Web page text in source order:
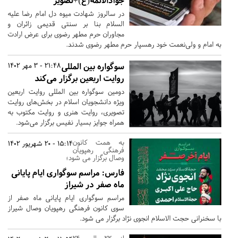
در سالروز شهادت میوه دل امام رضا علیه
السلام بنا بر سنتی قدیمی زائران و
مجاوران حرم مطهر رضوی برای عرض ارادت
به امام و ولی‌نعمت خود رهسپار حرم مطهر رضوی شدند.
21:48 - 3 مهر 1402سوگواره‌ بین المللی
روایت اربعین برگزار می‌کند
دومین سوگواره‌ بین المللی روایت اربعین
ویژه دانشجویان اسلام در بخش‌های روایت
تصویری، روایت هنری و روایت مکتوب به
همراه جوایز بسیار نفیس برگزار می‌شود.
15:14 - 20 شهریور 1402به همت کانون
فرهنگی رهپویان
وصال برگزار می شود؛
فارس: مراسم سوگواری ایام پایانی
ماه صفر در شیراز
مراسم سوگواری ایام پایانی ماه صفر از
سوی کانون فرهنگی رهپویان وصال شیراز
با سخنرانی حجت الاسلام انجوی نژاد برگزار می شود.